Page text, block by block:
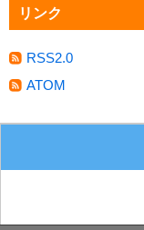
リンク
RSS2.0
ATOM